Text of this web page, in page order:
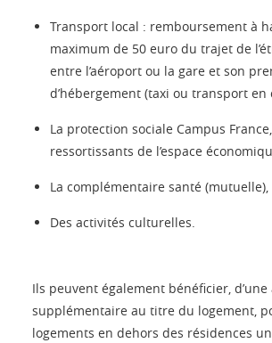
Transport local : remboursement à
maximum de 50 euro du trajet de
entre l’aéroport ou la gare et son
d’hébergement (taxi ou transport
La protection sociale Campus
ressortissants de l’espace
La complémentaire santé (mutuelle),
Des activités culturelles.
Ils peuvent également bénéficier,
supplémentaire au titre du logement,
logements en dehors des résidences